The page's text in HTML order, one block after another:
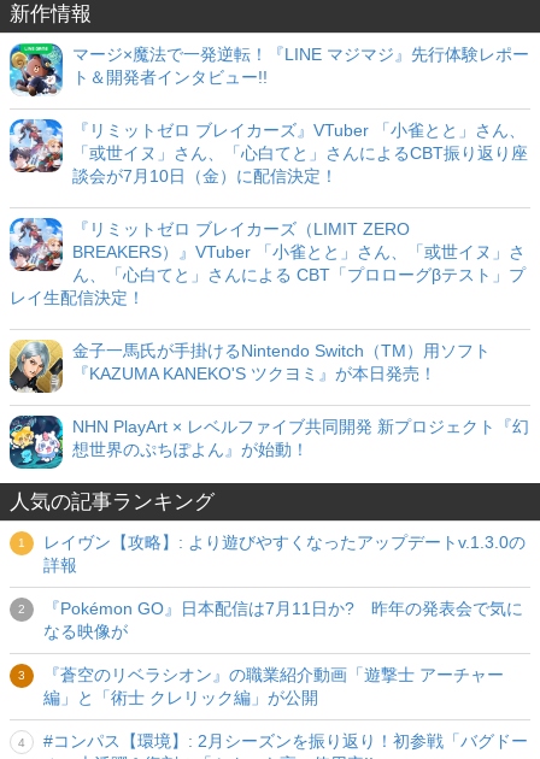
新作情報
マージ×魔法で一発逆転！『LINE マジマジ』先行体験レポー
ト＆開発者インタビュー!!
『リミットゼロ ブレイカーズ』VTuber 「小雀とと」さん、
「或世イヌ」さん、「心白てと」さんによるCBT振り返り座
談会が7月10日（金）に配信決定！
『リミットゼロ ブレイカーズ（LIMIT ZERO
BREAKERS）』VTuber 「小雀とと」さん、「或世イヌ」さ
ん、「心白てと」さんによる CBT「プロローグβテスト」プ
レイ生配信決定！
金子一馬氏が手掛けるNintendo Switch（TM）用ソフト
『KAZUMA KANEKO'S ツクヨミ』が本日発売！
NHN PlayArt × レベルファイブ共同開発 新プロジェクト『幻
想世界のぷちぽよん』が始動！
人気の記事ランキング
レイヴン【攻略】: より遊びやすくなったアップデートv.1.3.0の
詳報
『Pokémon GO』日本配信は7月11日か? 昨年の発表会で気に
なる映像が
『蒼空のリベラシオン』の職業紹介動画「遊撃士 アーチャー
編」と「術士 クレリック編」が公開
#コンパス【環境】: 2月シーズンを振り返り！初参戦「バグドー